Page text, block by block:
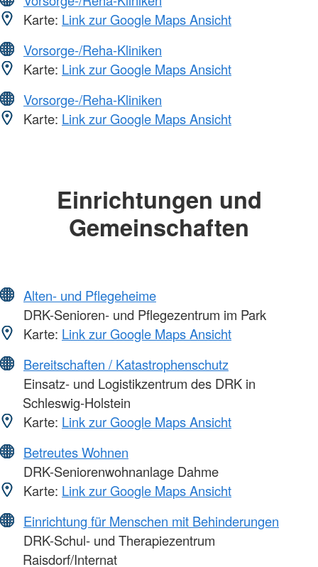
Karte: Link zur Google Maps Ansicht
Vorsorge-/Reha-Kliniken
Karte: Link zur Google Maps Ansicht
Vorsorge-/Reha-Kliniken
Karte: Link zur Google Maps Ansicht
Einrichtungen und
Gemeinschaften
Alten- und Pflegeheime
DRK-Senioren- und Pflegezentrum im Park
Karte: Link zur Google Maps Ansicht
Bereitschaften / Katastrophenschutz
Einsatz- und Logistikzentrum des DRK in
Schleswig-Holstein
Karte: Link zur Google Maps Ansicht
Betreutes Wohnen
DRK-Seniorenwohnanlage Dahme
Karte: Link zur Google Maps Ansicht
Einrichtung für Menschen mit Behinderungen
DRK-Schul- und Therapiezentrum
Raisdorf/Internat